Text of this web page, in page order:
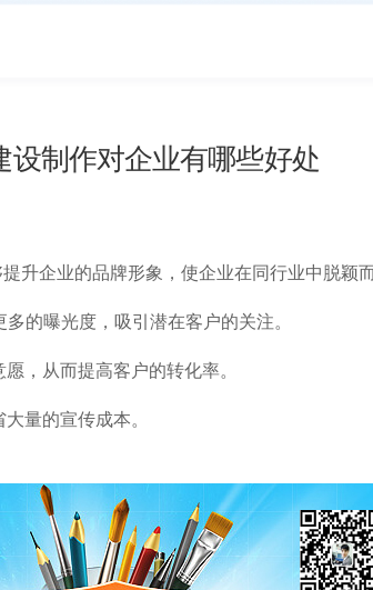
设制 作对企业有哪些好处
升企业的品牌形象，使企业在同行业中脱颖
的曝光度，吸引潜在客户的关注。
，从而提高客户的转化率。
量的宣传成本。